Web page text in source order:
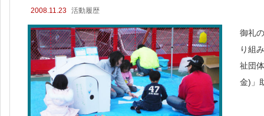
2008.11.23 活動履歴
御礼
り組
祉団
金)」